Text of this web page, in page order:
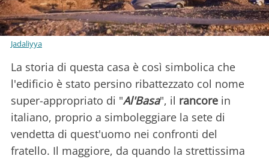
Jadaliyya
La storia di questa casa è così simbolica che
l'edificio è stato persino ribattezzato col nome
super-appropriato di "Al'Basa", il rancore in
italiano, proprio a simboleggiare la sete di
vendetta di quest'uomo nei confronti del
fratello. Il maggiore, da quando la strettissima